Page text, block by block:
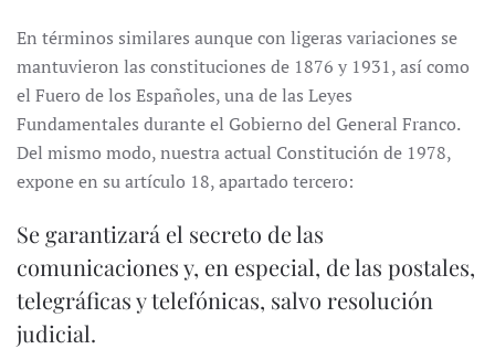
En términos similares aunque con ligeras variaciones se
mantuvieron las constituciones de 1876 y 1931, así como
el Fuero de los Españoles, una de las Leyes
Fundamentales durante el Gobierno del General Franco.
Del mismo modo, nuestra actual Constitución de 1978,
expone en su artículo 18, apartado tercero:
Se garantizará el secreto de las
comunicaciones y, en especial, de las postales,
telegráficas y telefónicas, salvo resolución
judicial.